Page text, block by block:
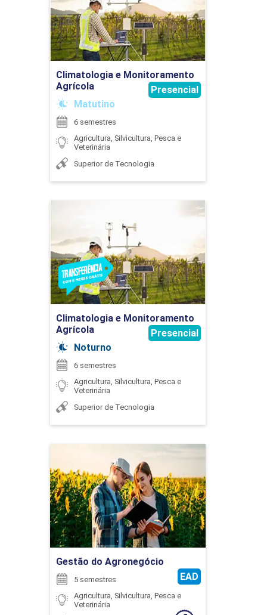
75
AVICULTURA APLICADA
AVICULTURA E SUINOCULTURA
45
BEM-ESTAR ANIMAL
30
BIOCLIMATOLOGIA
30
BIOLOGIA DE PARASITAS
DUNIA IBRAHIM CAMPOS
EDUARDO SILVA GOUVEA
ÉLIDA PATRÍCIA DE SOUZA
FABRÍCIO PELIZER DE ALMEIDA
FRANCIENNE GOIS OLIVEIRA
FRANCIS SILVA DE ALMEIDA
Climatologia e Monitoramento
Agrícola
Matutino
Presencial
6 semestres
Agricultura, Silvicultura, Pesca e
Veterinária
Superior de Tecnologia
Detalhes do curso
Ir para Inscrição
Climatologia e Monitoramento
Agrícola
Noturno
Presencial
6 semestres
Agricultura, Silvicultura, Pesca e
Veterinária
Superior de Tecnologia
Climatologia e
Monitoramento Agrícola
Detalhes do curso
Ir para Inscrição
Gestão do Agronegócio
EAD
5 semestres
Agricultura, Silvicultura, Pesca e
Veterinária
Gestão do Agronegócio
Detalhes do curso
Ir para Inscrição